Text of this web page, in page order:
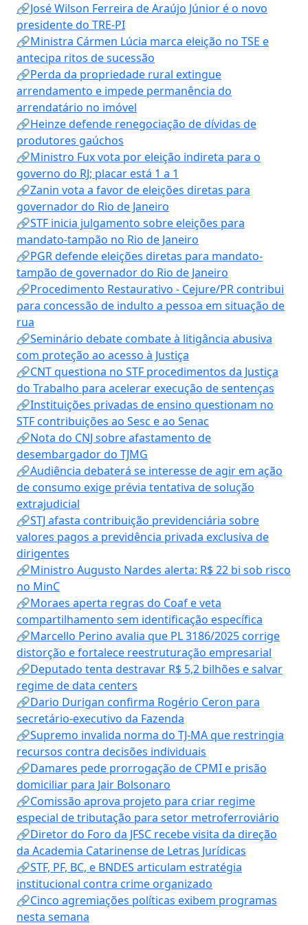
🔗José Wilson Ferreira de Araújo Júnior é o novo
presidente do TRE-PI
🔗Ministra Cármen Lúcia marca eleição no TSE e
antecipa ritos de sucessão
🔗Perda da propriedade rural extingue
arrendamento e impede permanência do
arrendatário no imóvel
🔗Heinze defende renegociação de dívidas de
produtores gaúchos
🔗Ministro Fux vota por eleição indireta para o
governo do RJ; placar está 1 a 1
🔗Zanin vota a favor de eleições diretas para
governador do Rio de Janeiro
🔗STF inicia julgamento sobre eleições para
mandato-tampão no Rio de Janeiro
🔗PGR defende eleições diretas para mandato-
tampão de governador do Rio de Janeiro
🔗Procedimento Restaurativo - Cejure/PR contribui
para concessão de indulto a pessoa em situação de
rua
🔗Seminário debate combate à litigância abusiva
com proteção ao acesso à Justiça
🔗CNT questiona no STF procedimentos da Justiça
do Trabalho para acelerar execução de sentenças
🔗Instituições privadas de ensino questionam no
STF contribuições ao Sesc e ao Senac
🔗Nota do CNJ sobre afastamento de
desembargador do TJMG
🔗Audiência debaterá se interesse de agir em ação
de consumo exige prévia tentativa de solução
extrajudicial
🔗STJ afasta contribuição previdenciária sobre
valores pagos a previdência privada exclusiva de
dirigentes
🔗Ministro Augusto Nardes alerta: R$ 22 bi sob risco
no MinC
🔗Moraes aperta regras do Coaf e veta
compartilhamento sem identificação específica
🔗Marcello Perino avalia que PL 3186/2025 corrige
distorção e fortalece reestruturação empresarial
🔗Deputado tenta destravar R$ 5,2 bilhões e salvar
regime de data centers
🔗Dario Durigan confirma Rogério Ceron para
secretário-executivo da Fazenda
🔗Supremo invalida norma do TJ-MA que restringia
recursos contra decisões individuais
🔗Damares pede prorrogação de CPMI e prisão
domiciliar para Jair Bolsonaro
🔗Comissão aprova projeto para criar regime
especial de tributação para setor metroferroviário
🔗Diretor do Foro da JFSC recebe visita da direção
da Academia Catarinense de Letras Jurídicas
🔗STF, PF, BC, e BNDES articulam estratégia
institucional contra crime organizado
🔗Cinco agremiações políticas exibem programas
nesta semana